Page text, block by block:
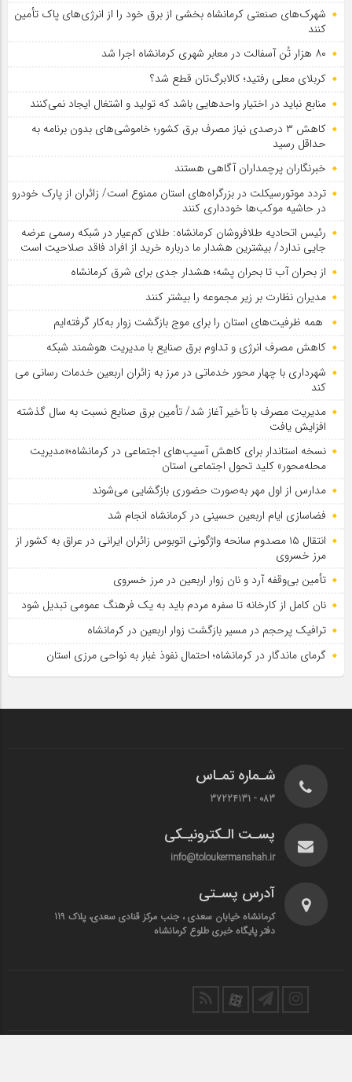
شهرک‌های صنعتی کرمانشاه بخشی از برق خود را از انرژی‌های پاک تأمین
کنند
۸۰ هزار تُن آسفالت در معابر شهری کرمانشاه اجرا شد
کربلای معلی رفتید؛ کالابرگ‌تان قطع شد؟
منابع نباید در اختیار واحدهایی باشد که تولید و اشتغال ایجاد نمی‌کنند
کاهش ۳ درصدی نیاز مصرف برق کشور؛ خاموشی‌های بدون برنامه به
حداقل رسید
خبرنگاران پرچمداران آگاهی هستند
تردد موتورسیکلت در بزرگراه‌های استان ممنوع است/ زائران از پارک خودرو
در حاشیه موکب‌ها خودداری کنند
رئیس اتحادیه طلافروشان کرمانشاه: طلای کم‌عیار در شبکه رسمی عرضه
جایی ندارد/ بیشترین هشدار ما درباره خرید از افراد فاقد صلاحیت است
از بحران آب تا بحران پشه؛ هشدار جدی برای شرق کرمانشاه
مدیران نظارت بر زیر مجموعه را بیشتر کنند
همه ظرفیت‌های استان را برای موج بازگشت زوار به‌کار گرفته‌ایم
کاهش مصرف انرژی و تداوم برق صنایع با مدیریت هوشمند شبکه
شهرداری با چهار محور خدماتی در مرز به زائران اربعین خدمات رسانی می
کند
مدیریت مصرف با تأخیر آغاز شد/ تأمین برق صنایع نسبت به سال گذشته
افزایش یافت
نسخه استاندار برای کاهش آسیب‌های اجتماعی در کرمانشاه؛«مدیریت
محله‌محور» کلید تحول اجتماعی استان
مدارس از اول مهر به‌صورت حضوری بازگشایی می‌شوند
فضاسازی ایام اربعین حسینی در کرمانشاه انجام شد
انتقال ۱۵ مصدوم سانحه واژگونی اتوبوس زائران ایرانی در عراق به کشور از
مرز خسروی
تأمین بی‌وقفه آرد و نان زوار اربعین در مرز خسروی
نان کامل از کارخانه تا سفره مردم باید به یک فرهنگ عمومی تبدیل شود
ترافیک پرحجم در مسیر بازگشت زوار اربعین در کرمانشاه
گرمای ماندگار در کرمانشاه؛ احتمال نفوذ غبار به نواحی مرزی استان
شـماره تمـاس
083 - 37224131
پسـت الـکترونیـکی
info@toloukermanshah.ir
آدرس پسـتی
کرمانشاه خیابان سعدی ، جنب مرکز قنادی سعدی، پلاک 119
دفتر پایگاه خبری طلوع کرمانشاه